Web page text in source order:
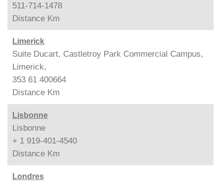
511-714-1478
Distance Km
Limerick
Suite Ducart, Castletroy Park Commercial Campus,
Limerick,
353 61 400664
Distance Km
Lisbonne
Lisbonne
+ 1 919-401-4540
Distance Km
Londres